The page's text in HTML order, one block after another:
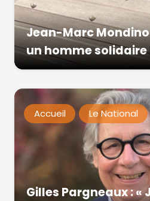
Jean-Marc
un homme solidaire
Accueil Le National
Gilles Pargneaux : «